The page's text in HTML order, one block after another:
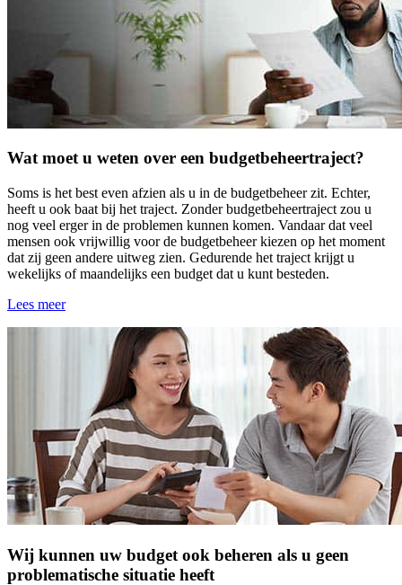
Wat moet u weten over een budgetbeheertraject?
Soms is het best even afzien als u in de budgetbeheer zit. Echter,
heeft u ook baat bij het traject. Zonder budgetbeheertraject zou u
nog veel erger in de problemen kunnen komen. Vandaar dat veel
mensen ook vrijwillig voor de budgetbeheer kiezen op het moment
dat zij geen andere uitweg zien. Gedurende het traject krijgt u
wekelijks of maandelijks een budget dat u kunt besteden.
Lees meer
Wij kunnen uw budget ook beheren als u geen
problematische situatie heeft